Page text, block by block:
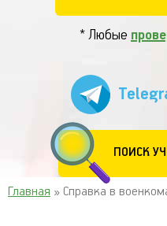
* Любые
ПОИСК
Главная » Справка в